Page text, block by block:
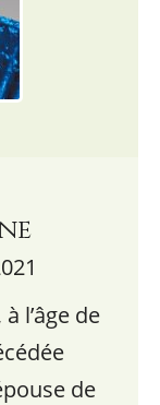
l’âge de
de